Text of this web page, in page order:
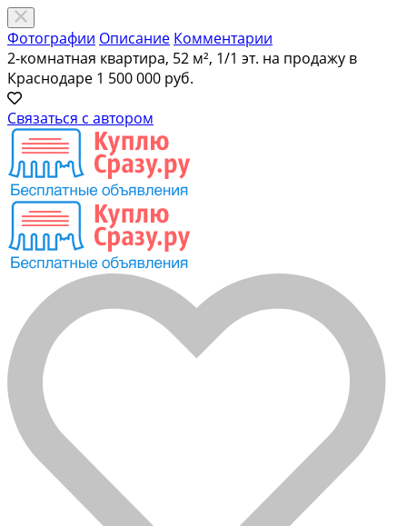
Фотографии Описание Комментарии
2-комнатная квартира, 52 м², 1/1 эт. на продажу в
Краснодаре 1 500 000 руб.
Связаться с автором